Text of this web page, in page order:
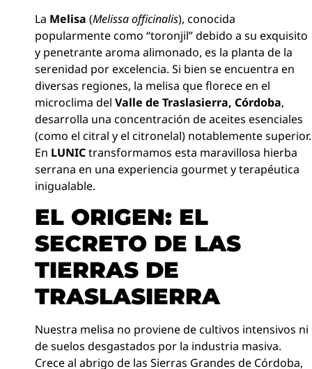
La Melisa (Melissa officinalis), conocida
popularmente como “toronjil” debido a su exquisito
y penetrante aroma alimonado, es la planta de la
serenidad por excelencia. Si bien se encuentra en
diversas regiones, la melisa que florece en el
microclima del Valle de Traslasierra, Córdoba,
desarrolla una concentración de aceites esenciales
(como el citral y el citronelal) notablemente superior.
En LUNICtransformamos esta maravillosa hierba
serrana en una experiencia gourmet y terapéutica
inigualable.
EL ORIGEN: EL
SECRETO DE LAS
TIERRAS DE
TRASLASIERRA
Nuestra melisa no proviene de cultivos intensivos ni
de suelos desgastados por la industria masiva.
Crece al abrigo de las Sierras Grandes de Córdoba,